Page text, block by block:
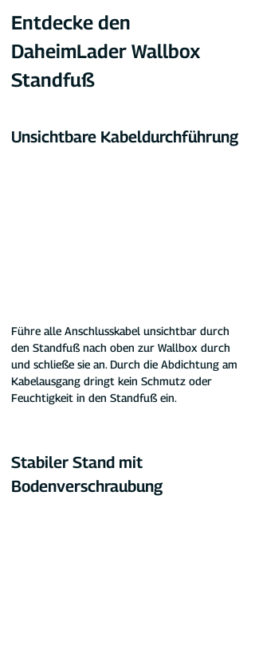
Entdecke den
DaheimLader Wallbox
Standfuß
Unsichtbare Kabeldurchführung
Führe alle Anschlusskabel unsichtbar durch
den Standfuß nach oben zur Wallbox durch
und schließe sie an. Durch die Abdichtung am
Kabelausgang dringt kein Schmutz oder
Feuchtigkeit in den Standfuß ein.
Stabiler Stand mit
Bodenverschraubung